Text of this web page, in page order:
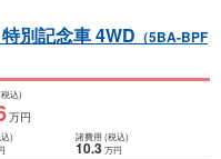
別記念車 4WD （5BA-BPF
込)
万円
) 諸費用 (税込)
10.3 万円